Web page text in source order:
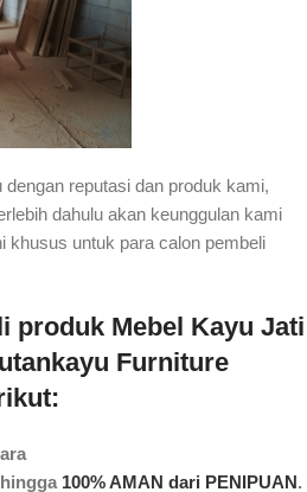
reputasi dan produk kami,
dahulu akan keunggulan kami
khusus untuk para calon pembeli
produk Mebel Kayu Jati
Furniture
100% AMAN dari PENIPUAN.